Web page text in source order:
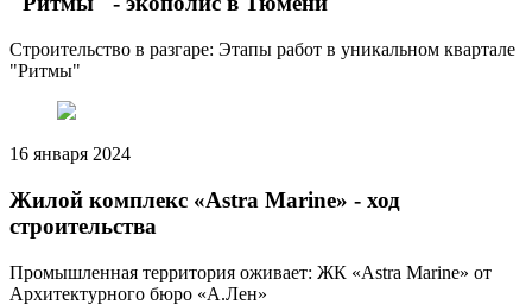
Строительство в разгаре: Этапы работ в уникальном квартале
"Ритмы"
16 января 2024
Жилой комплекс «Astra Marine» - ход
строительства
Промышленная территория оживает: ЖК «Astra Marine» от
Архитектурного бюро «А.Лен»